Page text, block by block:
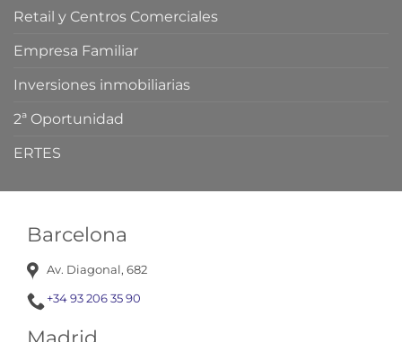
Barcelona
Av. Diagonal, 682
+34 93 206 35 90
Madrid
Retail y Centros Comerciales
Empresa Familiar
Inversiones inmobiliarias
2ª Oportunidad
ERTES